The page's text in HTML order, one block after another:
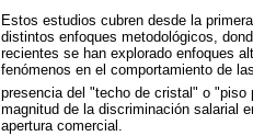
Estos estudios cubren desde la
distintos enfoques metodológicos,
recientes se han explorado enfoques
fenómenos en el comportamiento de
presencia del "techo de cristal" o "piso
magnitud de la discriminación salarial
apertura comercial.